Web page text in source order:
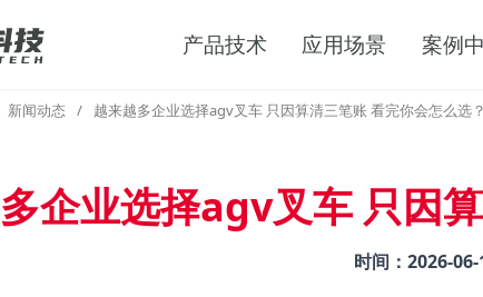
产品技术 应用场景 案例
新闻动态 / 越来越多企业选择agv叉车 只因算清三笔账 看完你会怎么选？
企业选择agv叉车 只因
时间： 2026-